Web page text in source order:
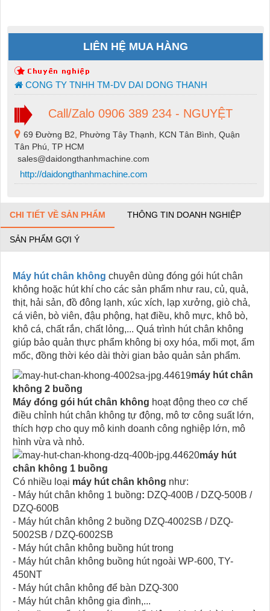
LIÊN HỆ MUA HÀNG
CONG TY TNHH TM-DV DAI DONG THANH
Call/Zalo 0906 389 234 - NGUYỆT
69 Đường B2, Phường Tây Thạnh, KCN Tân Bình, Quận
Tân Phú, TP HCM
sales@daidongthanhmachine.com
http://daidongthanhmachine.com
CHI TIẾT VỀ SẢN PHẨM THÔNG TIN DOANH NGHIỆP
SẢN PHẨM GỢI Ý
Máy hút chân không chuyên dùng đóng gói hút chân
không hoặc hút khí cho các sản phẩm như rau, củ, quả,
thịt, hải sản, đồ đông lạnh, xúc xích, lạp xưởng, giò chả,
cá viên, bò viên, đậu phộng, hạt điều, khô mực, khô bò,
khô cá, chất rắn, chất lỏng,... Quá trình hút chân không
giúp bảo quản thực phẩm không bị oxy hóa, mối mọt, ẩm
mốc, đồng thời kéo dài thời gian bảo quản sản phẩm.
máy hút chân
không 2 buồng
Máy đóng gói hút chân không hoạt động theo cơ chế
điều chỉnh hút chân không tự động, mô tơ công suất lớn,
thích hợp cho quy mô kinh doanh công nghiệp lớn, mô
hình vừa và nhỏ.
máy hút
chân không 1 buồng
Có nhiều loại máy hút chân không như:
- Máy hút chân không 1 buồng: DZQ-400B / DZQ-500B /
DZQ-600B
- Máy hút chân không 2 buồng DZQ-4002SB / DZQ-
5002SB / DZQ-6002SB
- Máy hút chân không buồng hút trong
- Máy hút chân không buồng hút ngoài WP-600, TY-
450NT
- Máy hút chân không để bàn DZQ-300
- Máy hút chân không gia đình,...